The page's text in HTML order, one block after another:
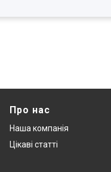
Про нас
Наша компанія
Цікаві статті